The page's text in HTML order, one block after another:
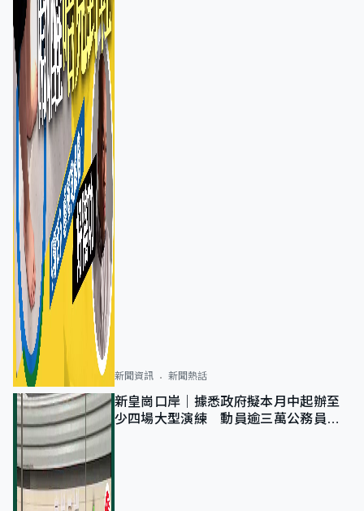
新聞資訊 新聞熱話
新皇崗口岸｜據悉政府擬本月中起辦至
少四場大型演練 動員逾三萬公務員人